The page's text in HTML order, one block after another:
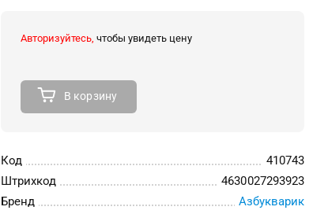
Авторизуйтесь, чтобы увидеть цену
В корзину
Код
410743
Штрихкод
4630027293923
Бренд
Азбукварик